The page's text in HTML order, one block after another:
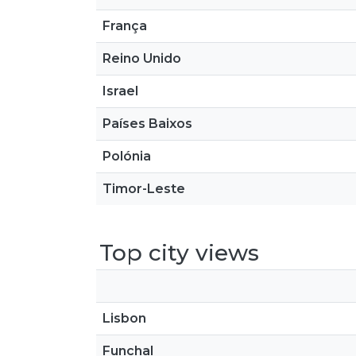
França
Reino Unido
Israel
Países Baixos
Polónia
Timor-Leste
Top city views
Lisbon
Funchal